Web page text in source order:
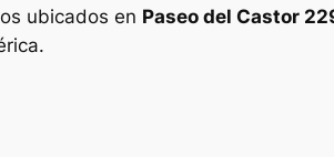
ubicados en Paseo del Castor